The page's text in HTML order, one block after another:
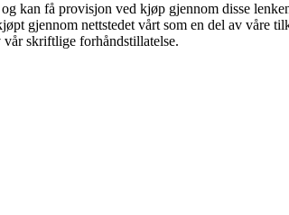
kan få provisjon ved kjøp gjennom disse
gjennom nettstedet vårt som en del av våre
vår skriftlige forhåndstillatelse.